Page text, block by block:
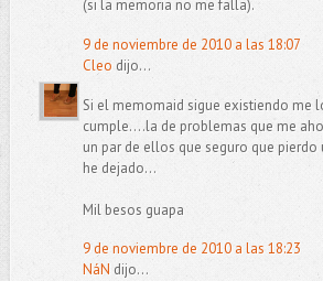
(si la memoria no me falla).
9 de noviembre de 2010 a las 18:07
Cleo dijo...
Si el memomaid sigue existiendo me
cumple....la de problemas que me
un par de ellos que seguro que
he dejado...
Mil besos guapa
9 de noviembre de 2010 a las 18:23
NáN dijo...